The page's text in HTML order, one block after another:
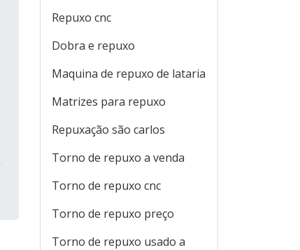
Repuxo cnc
Dobra e repuxo
Maquina de repuxo de lataria
Matrizes para repuxo
Repuxação são carlos
Torno de repuxo a venda
Torno de repuxo cnc
Torno de repuxo preço
Torno de repuxo usado a